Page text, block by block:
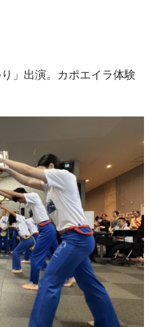
」出演。カポエイラ体験